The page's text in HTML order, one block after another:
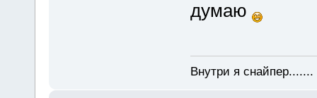
думаю
Внутри я